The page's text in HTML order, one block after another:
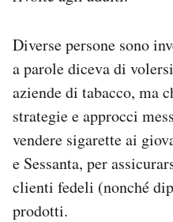
Diverse persone sono
a parole diceva di
aziende di tabacco, ma
strategie e approcci
vendere sigarette ai
e Sessanta, per
clienti fedeli (nonché
prodotti.